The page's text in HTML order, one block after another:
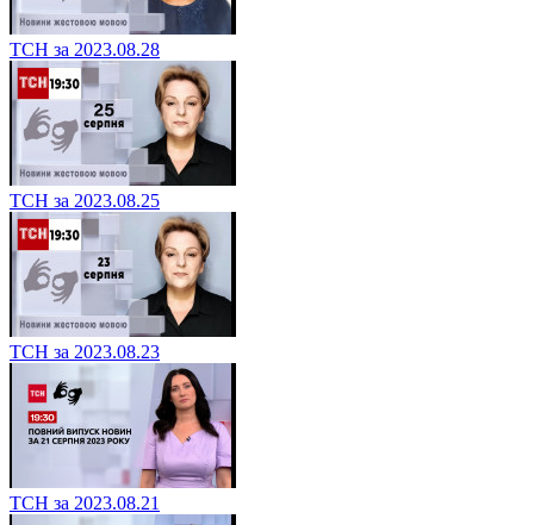
ТСН за 2023.08.28
ТСН за 2023.08.25
ТСН за 2023.08.23
ТСН за 2023.08.21